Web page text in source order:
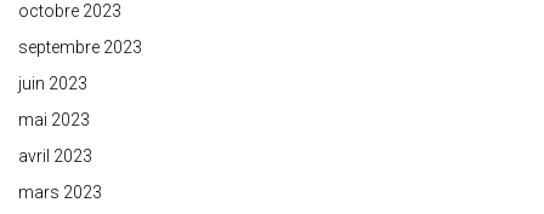
octobre 2023
septembre 2023
juin 2023
mai 2023
avril 2023
mars 2023